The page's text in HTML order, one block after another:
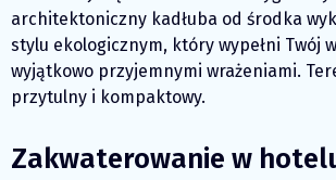
architektoniczny kadłuba od środka
stylu ekologicznym, który wypełni Twój
wyjątkowo przyjemnymi wrażeniami.
przytulny i kompaktowy.
Zakwaterowanie w